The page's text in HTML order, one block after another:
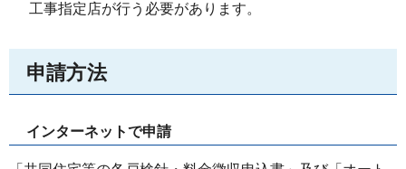
工事指定店が行う必要があります。
申請方法
インターネットで申請